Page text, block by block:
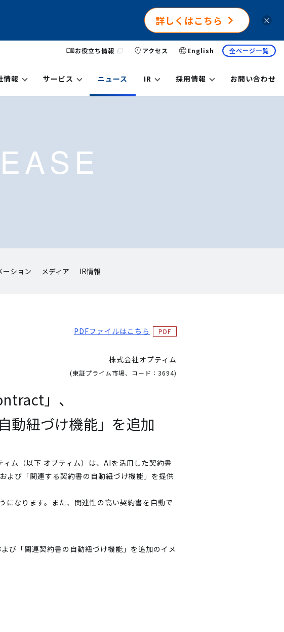
詳しくはこちら ×
お役立ち情報 アクセス English 全ページ一覧
情報 サービス ニュース IR 採用情報 お問い合わせ
ーション メディア IR情報
PDFファイルはこちら
株式会社オプティム
(東証プライム市場、コード：3694)
」、
動紐づけ機能」を追加
ム（以下 オプティム）は、AIを活用した契約書
び「関連する契約書の自動紐づけ機能」を提供
になります。また、関連性の高い契約書を自動で